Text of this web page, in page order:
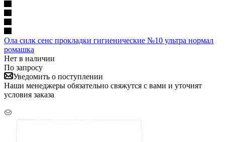
Ола силк сенс прокладки гигиенические №10 ультра нормал
ромашка
Нет в наличии
По запросу
Уведомить о поступлении
Наши менеджеры обязательно свяжутся с вами и уточнят
условия заказа